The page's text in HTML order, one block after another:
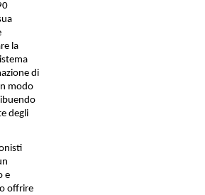
la
di
modo
degli
e
offrire